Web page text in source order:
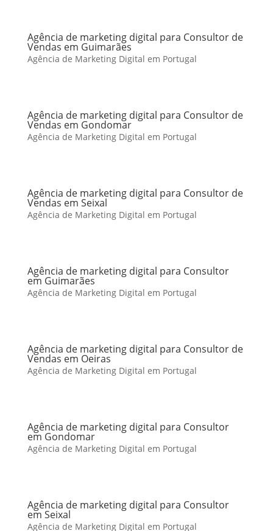
Agência de marketing digital para Consultor de
Vendas em Guimarães
Agência de Marketing Digital em Portugal
Agência de marketing digital para Consultor de
Vendas em Gondomar
Agência de Marketing Digital em Portugal
Agência de marketing digital para Consultor de
Vendas em Seixal
Agência de Marketing Digital em Portugal
Agência de marketing digital para Consultor
em Guimarães
Agência de Marketing Digital em Portugal
Agência de marketing digital para Consultor de
Vendas em Oeiras
Agência de Marketing Digital em Portugal
Agência de marketing digital para Consultor
em Gondomar
Agência de Marketing Digital em Portugal
Agência de marketing digital para Consultor
em Seixal
Agência de Marketing Digital em Portugal